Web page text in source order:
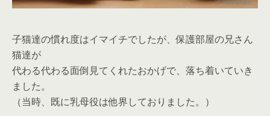
子猫達の慣れ度はイマイチでしたが、保護部屋の兄さん
猫達が
代わる代わる面倒見てくれたおかげで、落ち着いていき
ました。
（当時、既に乳母役は他界しておりました。）